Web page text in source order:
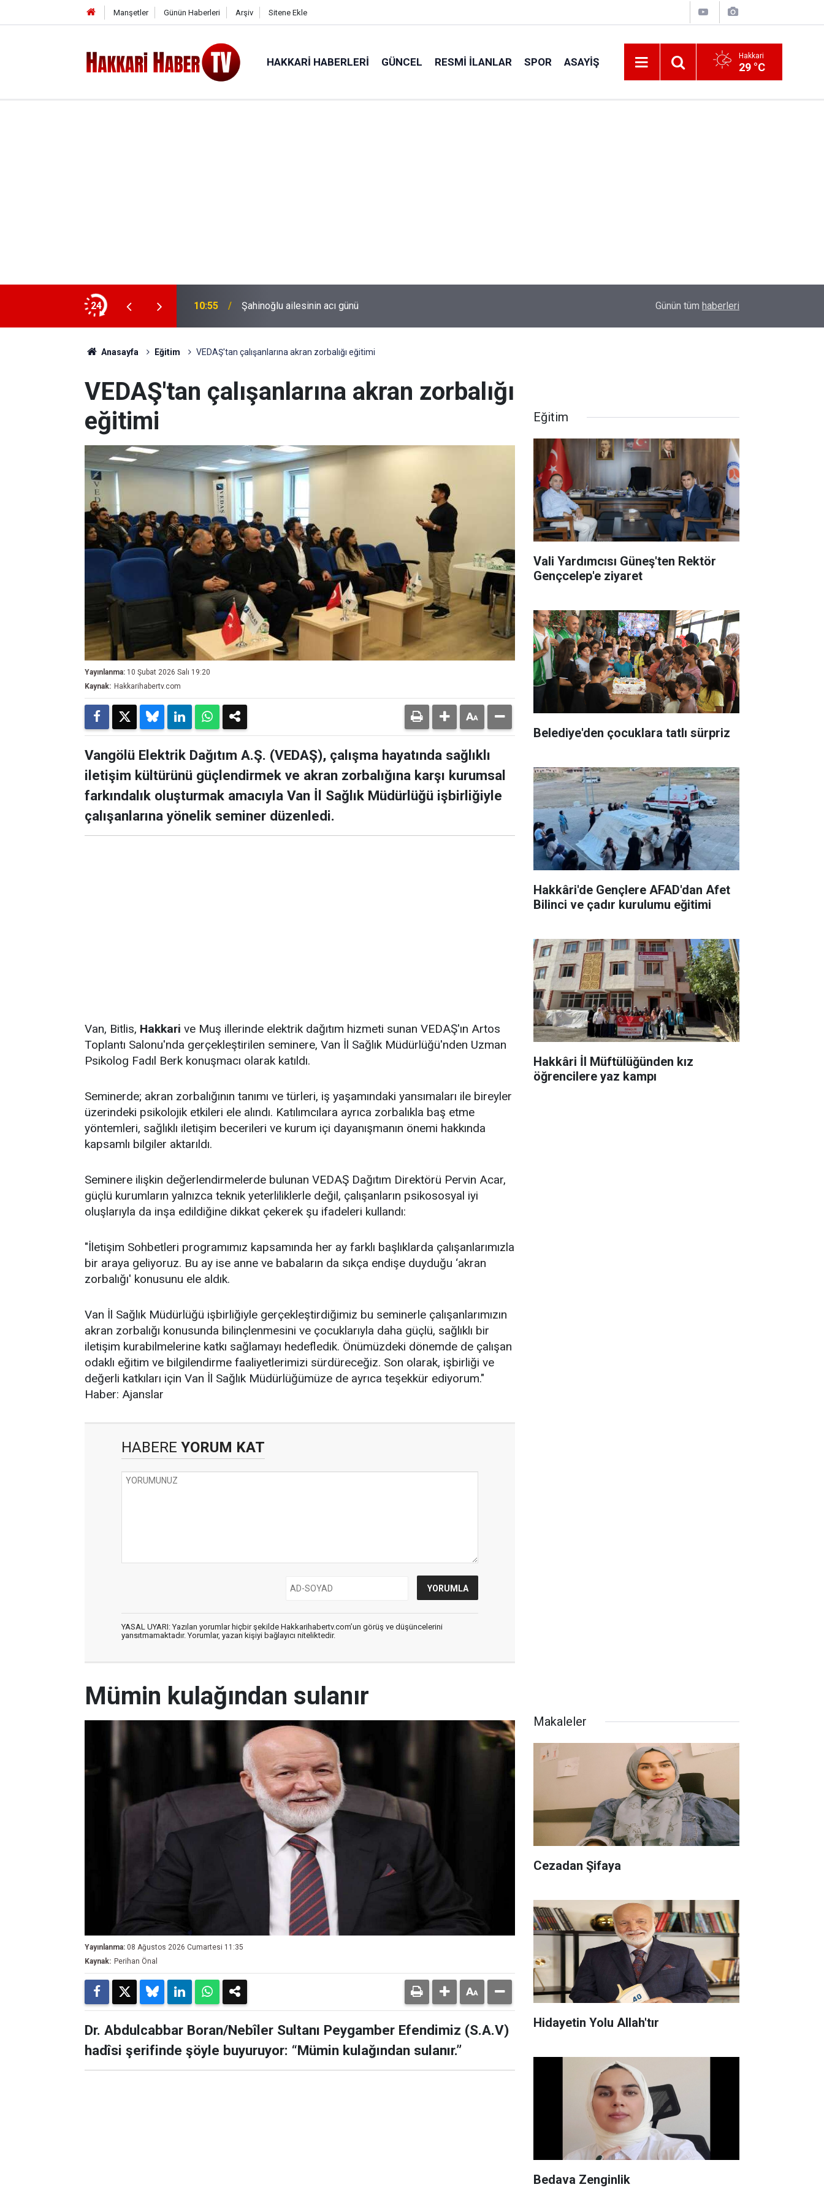
Manşetler Günün Haberleri Arşiv Sitene Ekle
HAKKARI HABERLERI GÜNCEL RESMI İLANLAR SPOR ASAYIŞ Hakkari
29 °C
24 10:55 Şahinoğlu ailesinin acı günü
Yüksekova’ya sevk edildi
Günün tüm haberleri
Anasayfa Eğitim VEDAŞ'tan çalışanlarına akran zorbalığı eğitimi
VEDAŞ'tan çalışanlarına akran zorbalığı
eğitimi
Yayınlanma: 10 Şubat 2026 Salı 19:20
Kaynak: Hakkarihabertv.com
Vangölü Elektrik Dağıtım A.Ş. (VEDAŞ), çalışma hayatında sağlıklı
iletişim kültürünü güçlendirmek ve akran zorbalığına karşı kurumsal
farkındalık oluşturmak amacıyla Van İl Sağlık Müdürlüğü işbirliğiyle
çalışanlarına yönelik seminer düzenledi.
Van, Bitlis, Hakkari ve Muş illerinde elektrik dağıtım hizmeti sunan VEDAŞ'ın Artos
Toplantı Salonu'nda gerçekleştirilen seminere, Van İl Sağlık Müdürlüğü'nden Uzman
Psikolog Fadıl Berk konuşmacı olarak katıldı.
Seminerde; akran zorbalığının tanımı ve türleri, iş yaşamındaki yansımaları ile bireyler
üzerindeki psikolojik etkileri ele alındı. Katılımcılara ayrıca zorbalıkla baş etme
yöntemleri, sağlıklı iletişim becerileri ve kurum içi dayanışmanın önemi hakkında
kapsamlı bilgiler aktarıldı.
Seminere ilişkin değerlendirmelerde bulunan VEDAŞ Dağıtım Direktörü Pervin Acar,
güçlü kurumların yalnızca teknik yeterliliklerle değil, çalışanların psikososyal iyi
oluşlarıyla da inşa edildiğine dikkat çekerek şu ifadeleri kullandı:
"İletişim Sohbetleri programımız kapsamında her ay farklı başlıklarda çalışanlarımızla
bir araya geliyoruz. Bu ay ise anne ve babaların da sıkça endişe duyduğu ‘akran
zorbalığı' konusunu ele aldık.
Van İl Sağlık Müdürlüğü işbirliğiyle gerçekleştirdiğimiz bu seminerle çalışanlarımızın
akran zorbalığı konusunda bilinçlenmesini ve çocuklarıyla daha güçlü, sağlıklı bir
iletişim kurabilmelerine katkı sağlamayı hedefledik. Önümüzdeki dönemde de çalışan
odaklı eğitim ve bilgilendirme faaliyetlerimizi sürdüreceğiz. Son olarak, işbirliği ve
değerli katkıları için Van İl Sağlık Müdürlüğümüze de ayrıca teşekkür ediyorum."
Haber: Ajanslar
HABERE YORUM KAT
YASAL UYARI: Yazılan yorumlar hiçbir şekilde Hakkarihabertv.com’un görüş ve düşüncelerini
yansıtmamaktadır. Yorumlar, yazan kişiyi bağlayıcı niteliktedir.
Eğitim
Vali Yardımcısı Güneş'ten Rektör
Gençcelep'e ziyaret
Belediye'den çocuklara tatlı sürpriz
Hakkâri'de Gençlere AFAD'dan Afet
Bilinci ve çadır kurulumu eğitimi
Hakkâri İl Müftülüğünden kız
öğrencilere yaz kampı
Mümin kulağından sulanır
Yayınlanma: 08 Ağustos 2026 Cumartesi 11:35
Kaynak: Perihan Önal
Dr. Abdulcabbar Boran/Nebîler Sultanı Peygamber Efendimiz (S.A.V)
hadîsi şerifinde şöyle buyuruyor: “Mümin kulağından sulanır.”
Makaleler
​Cezadan Şifaya
Hidayetin Yolu Allah'tır
Bedava Zenginlik